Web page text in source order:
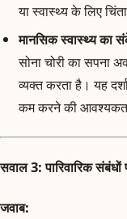
या स्वास्थ्य के लिए
मानसिक स्वास्थ्य का
सोना चोरी का सपना
व्यक्त करता है। यह
कम करने की
सवाल 3: पारिवारिक
जवाब: